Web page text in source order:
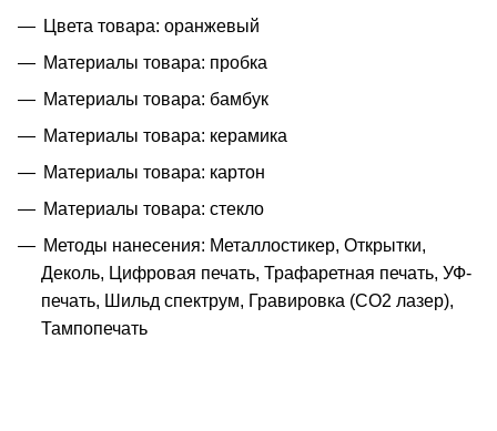
Цвета товара: оранжевый
Материалы товара: пробка
Материалы товара: бамбук
Материалы товара: керамика
Материалы товара: картон
Материалы товара: стекло
Методы нанесения: Металлостикер, Открытки,
Деколь, Цифровая печать, Трафаретная печать, УФ-
печать, Шильд спектрум, Гравировка (CO2 лазер),
Тампопечать